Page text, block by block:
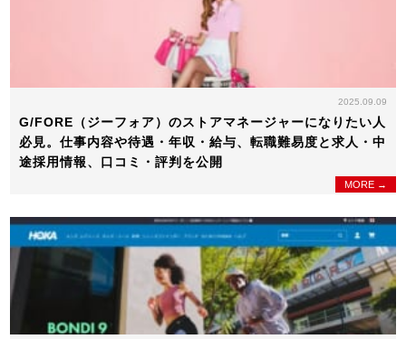
2025.09.09
G/FORE（ジーフォア）のストアマネージャーになりたい人
必見。仕事内容や待遇・年収・給与、転職難易度と求人・中
途採用情報、口コミ・評判を公開
MORE →